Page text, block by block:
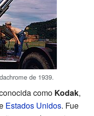
de 1939.
como Kodak,
Estados Unidos. Fue